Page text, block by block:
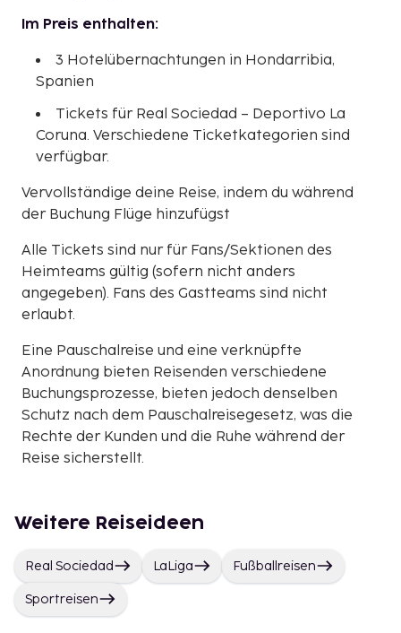
Im Preis enthalten:
3 Hotelübernachtungen in Hondarribia,
Spanien
Tickets für Real Sociedad – Deportivo La
Coruna. Verschiedene Ticketkategorien sind
verfügbar.
Vervollständige deine Reise, indem du während
der Buchung Flüge hinzufügst
Alle Tickets sind nur für Fans/Sektionen des
Heimteams gültig (sofern nicht anders
angegeben). Fans des Gastteams sind nicht
erlaubt.
Eine Pauschalreise und eine verknüpfte
Anordnung bieten Reisenden verschiedene
Buchungsprozesse, bieten jedoch denselben
Schutz nach dem Pauschalreisegesetz, was die
Rechte der Kunden und die Ruhe während der
Reise sicherstellt.
Weitere Reiseideen
Real Sociedad LaLiga Fußballreisen
Sportreisen